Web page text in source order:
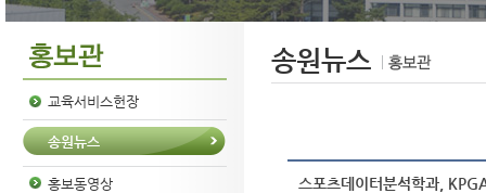
교육서비스헌장
송원뉴스
홍보동영상
송원뉴스
스포츠데이터분석학과,